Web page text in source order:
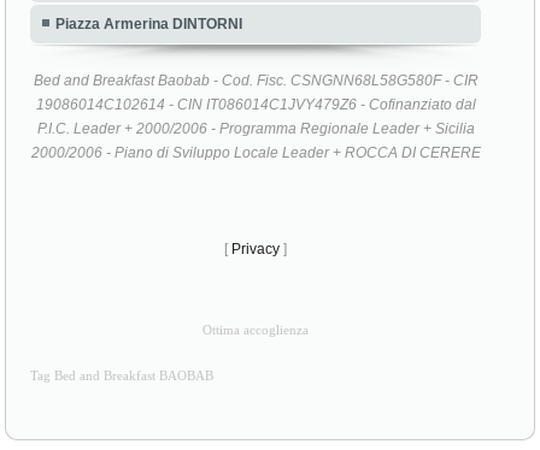
Piazza Armerina DINTORNI
Bed and Breakfast Baobab - Cod. Fisc. CSNGNN68L58G580F - CIR
19086014C102614 - CIN IT086014C1JVY479Z6 - Cofinanziato dal
P.I.C. Leader + 2000/2006 - Programma Regionale Leader + Sicilia
2000/2006 - Piano di Sviluppo Locale Leader + ROCCA DI CERERE
[ Privacy ]
Ottima accoglienza
Tag Bed and Breakfast BAOBAB